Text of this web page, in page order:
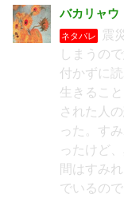
バカリャウ
ネタバレ
震
しまうの
付かずに
生きるこ
された人
った。す
ったけど
間はすみ
でいるの